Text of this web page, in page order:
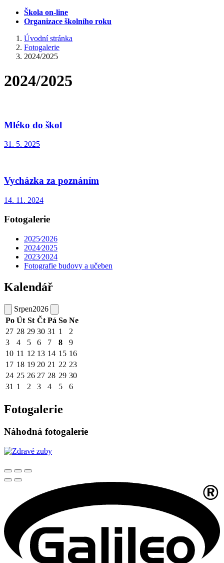
Škola on-line
Organizace školního roku
Úvodní stránka
Fotogalerie
2024/2025
2024/2025
Mléko do škol
31. 5. 2025
Vycházka za poznáním
14. 11. 2024
Fotogalerie
2025⁄2026
2024⁄2025
2023⁄2024
Fotografie budovy a učeben
Kalendář
Srpen2026
Po Út St Čt Pá So Ne
27 28 29 30 31 1
2
3
4 5 6 7 8
9
10 11 12 13 14 15 16
17 18 19 20 21 22 23
24 25 26 27 28 29 30
31 1 2 3 4 5 6
Fotogalerie
Náhodná fotogalerie